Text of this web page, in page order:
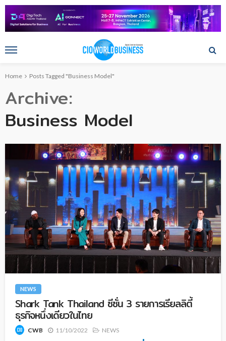
Home Posts Tagged "Business Model"
Archive
Business Model
NEWS
Shark Tank Thailand ซีซั่น 3 รายการเรียลลิตี้
ธุรกิจหนึ่งเดียวในไทย
CWB 11/10/2022 NEWS